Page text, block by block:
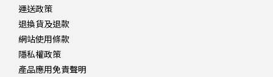
運送政策
退換貨及退款
網站使用條款
隱私權政策
產品應用免責聲明